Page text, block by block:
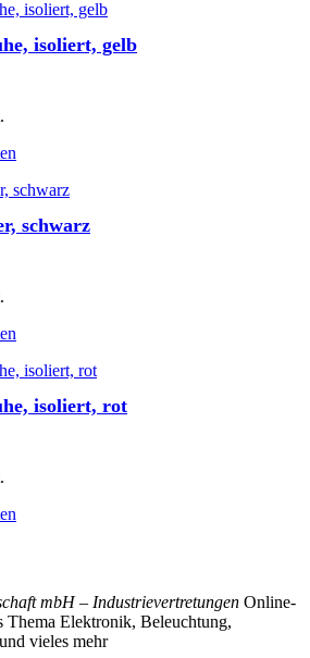
isoliert, gelb
schwarz
isoliert, rot
mbH – Industrievertretungen Online-
Thema Elektronik, Beleuchtung,
vieles mehr